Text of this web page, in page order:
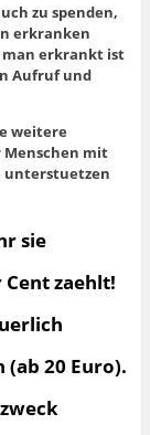
zu spenden,
erkranken
man erkrankt ist
Aufruf und
weitere
Menschen mit
unterstuetzen
sie
zaehlt!
20 Euro).